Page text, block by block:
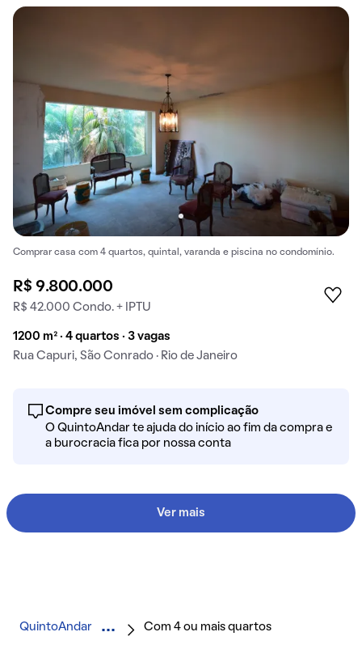
Comprar casa com 4 quartos, quintal, varanda e piscina no condomínio.
R$ 9.800.000
R$ 42.000 Condo. + IPTU
1200 m² · 4 quartos · 3 vagas
Rua Capuri, São Conrado · Rio de Janeiro
Compre seu imóvel sem complicação
O QuintoAndar te ajuda do início ao fim da compra e
a burocracia fica por nossa conta
Ver mais
QuintoAndar Com 4 ou mais quartos